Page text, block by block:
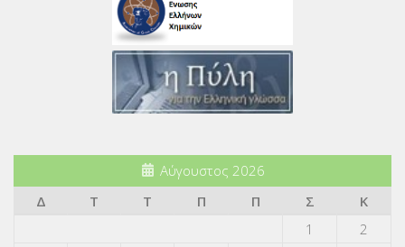
Αύγουστος 2026
Δ
Τ Τ Π Π Σ
Κ
1
2